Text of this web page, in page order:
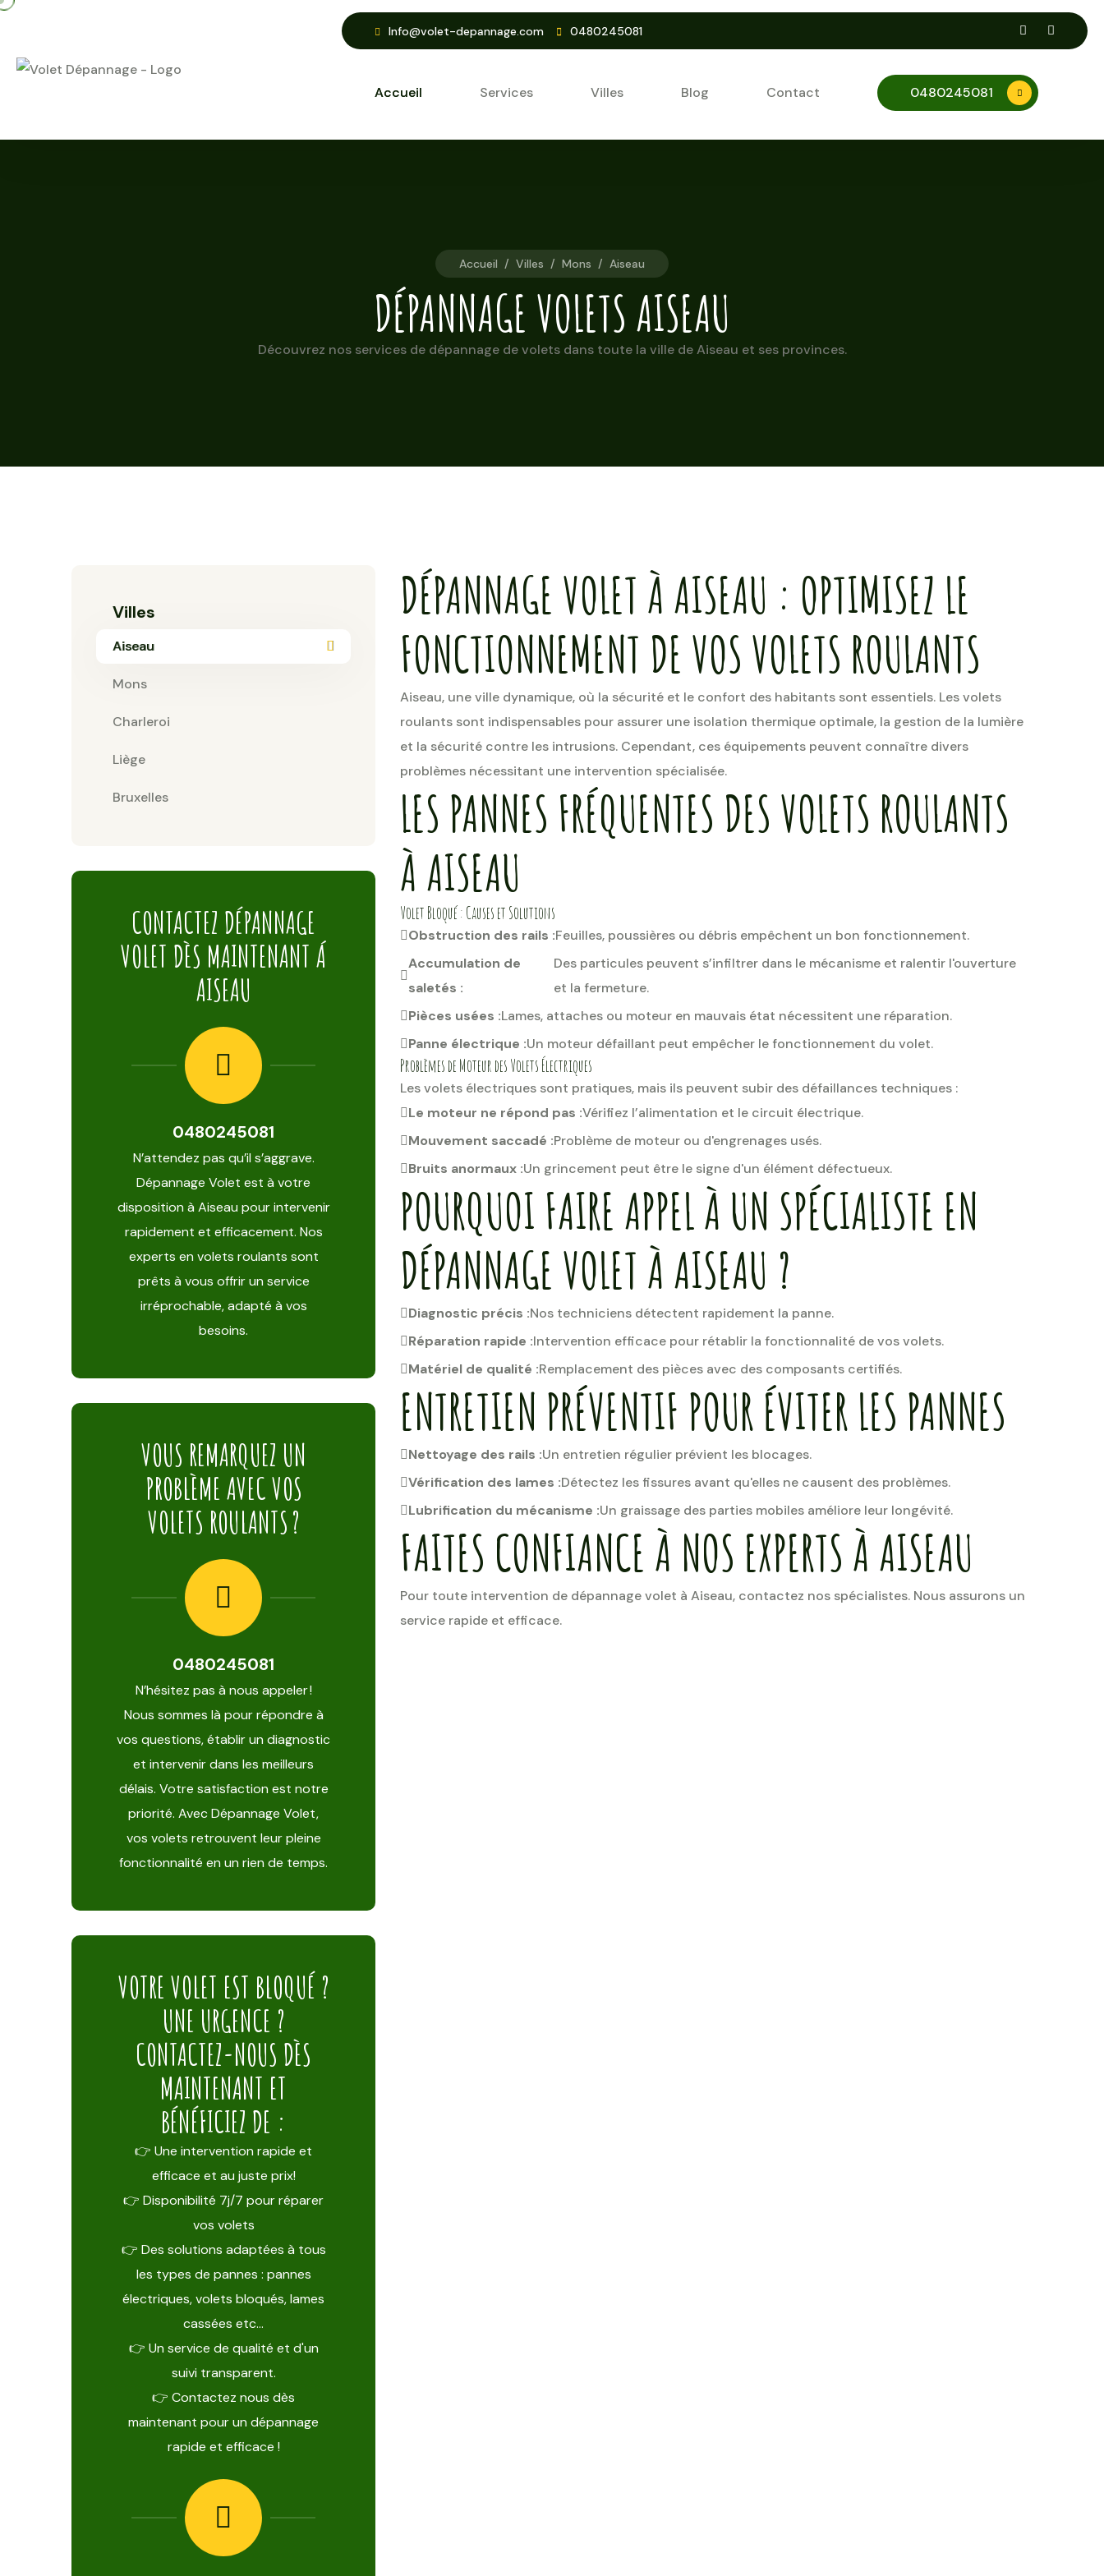
Info@volet-depannage.com 0480245081
Accueil Services Villes Blog Contact 0480245081
Accueil / Villes / Mons / Aiseau
DÉPANNAGE VOLETS AISEAU
Découvrez nos services de dépannage de volets dans toute la ville de Aiseau et ses provinces.
Villes
Aiseau
Mons
Charleroi
Liège
Bruxelles
CONTACTEZ DÉPANNAGE
VOLET DÈS MAINTENANT Á
AISEAU
0480245081
N’attendez pas qu’il s’aggrave.
Dépannage Volet est à votre
disposition à Aiseau pour intervenir
rapidement et efficacement. Nos
experts en volets roulants sont
prêts à vous offrir un service
irréprochable, adapté à vos
besoins.
VOUS REMARQUEZ UN
PROBLÈME AVEC VOS
VOLETS ROULANTS ?
0480245081
N’hésitez pas à nous appeler !
Nous sommes là pour répondre à
vos questions, établir un diagnostic
et intervenir dans les meilleurs
délais. Votre satisfaction est notre
priorité. Avec Dépannage Volet,
vos volets retrouvent leur pleine
fonctionnalité en un rien de temps.
VOTRE VOLET EST BLOQUÉ ?
UNE URGENCE ?
CONTACTEZ-NOUS DÈS
MAINTENANT ET
BÉNÉFICIEZ DE :
👉 Une intervention rapide et
efficace et au juste prix!
👉 Disponibilité 7j/7 pour réparer
vos volets
👉 Des solutions adaptées à tous
les types de pannes : pannes
électriques, volets bloqués, lames
cassées etc…
👉 Un service de qualité et d'un
suivi transparent.
👉 Contactez nous dès
maintenant pour un dépannage
rapide et efficace !
DÉPANNAGE VOLET À AISEAU : OPTIMISEZ LE
FONCTIONNEMENT DE VOS VOLETS ROULANTS
Aiseau, une ville dynamique, où la sécurité et le confort des habitants sont essentiels. Les volets
roulants sont indispensables pour assurer une isolation thermique optimale, la gestion de la lumière
et la sécurité contre les intrusions. Cependant, ces équipements peuvent connaître divers
problèmes nécessitant une intervention spécialisée.
LES PANNES FRÉQUENTES DES VOLETS ROULANTS
À AISEAU
Volet Bloqué : Causes et Solutions
Obstruction des rails :Feuilles, poussières ou débris empêchent un bon fonctionnement.
Accumulation de
saletés :
Des particules peuvent s’infiltrer dans le mécanisme et ralentir l'ouverture
et la fermeture.
Pièces usées :Lames, attaches ou moteur en mauvais état nécessitent une réparation.
Panne électrique :Un moteur défaillant peut empêcher le fonctionnement du volet.
Problèmes de Moteur des Volets Électriques
Les volets électriques sont pratiques, mais ils peuvent subir des défaillances techniques :
Le moteur ne répond pas :Vérifiez l’alimentation et le circuit électrique.
Mouvement saccadé :Problème de moteur ou d'engrenages usés.
Bruits anormaux :Un grincement peut être le signe d'un élément défectueux.
POURQUOI FAIRE APPEL À UN SPÉCIALISTE EN
DÉPANNAGE VOLET À AISEAU ?
Diagnostic précis :Nos techniciens détectent rapidement la panne.
Réparation rapide :Intervention efficace pour rétablir la fonctionnalité de vos volets.
Matériel de qualité :Remplacement des pièces avec des composants certifiés.
ENTRETIEN PRÉVENTIF POUR ÉVITER LES PANNES
Nettoyage des rails :Un entretien régulier prévient les blocages.
Vérification des lames :Détectez les fissures avant qu'elles ne causent des problèmes.
Lubrification du mécanisme :Un graissage des parties mobiles améliore leur longévité.
FAITES CONFIANCE À NOS EXPERTS À AISEAU
Pour toute intervention de dépannage volet à Aiseau, contactez nos spécialistes. Nous assurons un
service rapide et efficace.